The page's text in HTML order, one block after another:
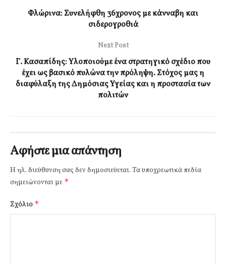
Φλώρινα: Συνελήφθη 36χρονος με κάνναβη και
σιδερογροθιά
Next Post
Γ. Κασαπίδης: Υλοποιούμε ένα στρατηγικό σχέδιο που
έχει ως βασικό πυλώνα την πρόληψη. Στόχος μας η
διαφύλαξη της Δημόσιας Υγείας και η προστασία των
πολιτών
Αφήστε μια απάντηση
Η ηλ. διεύθυνση σας δεν δημοσιεύεται. Τα υποχρεωτικά πεδία
σημειώνονται με *
Σχόλιο *